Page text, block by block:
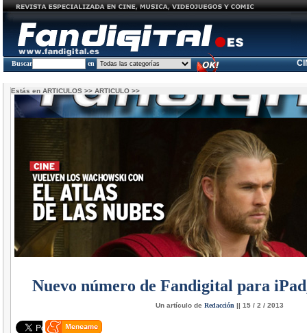
Buscar en
Estás en ARTICULOS >> ARTICULO >>
Nuevo número de Fandigital para
Un artículo de Redacción || 15 / 2 / 2013